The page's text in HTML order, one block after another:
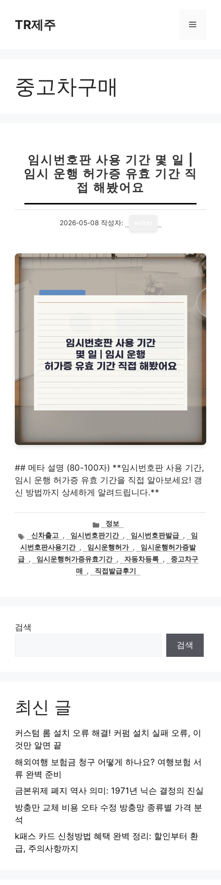
TR제주 메
중고차구매
임시번호판 사용 기간 몇 일 |
임시 운행 허가증 유효 기간 직
접 해봤어요
2026-05-08 작성자:
## 메타 설명 (80-100자) **임시번호판 사용 기간,
임시 운행 허가증 유효 기간을 직접 알아보세요! 갱
신 방법까지 상세하게 알려드립니다.**
카
테
고
리
정보
태
그
신차출고 , 임시번호판기간 , 임시번호판발급 ,
임
시번호판사용기간 , 임시운행허가 ,
임시운행허가증발
급 , 임시운행허가증유효기간 , 자동차등록 ,
중고차구
매
, 직접발급후기
검색
검색
최신 글
커스텀 롬 설치 오류 해결! 커펌 설치 실패 오류, 이
것만 알면 끝
해외여행 보험금 청구 어떻게 하나요? 여행보험 서
류 완벽 준비
금본위제 폐지 역사 의미: 1971년 닉슨 결정의 진실
방충만 교체 비용 오타 수정 방충망 종류별 가격 분
석
k패스 카드 신청방법 혜택 완벽 정리: 할인부터 환
급, 주의사항까지